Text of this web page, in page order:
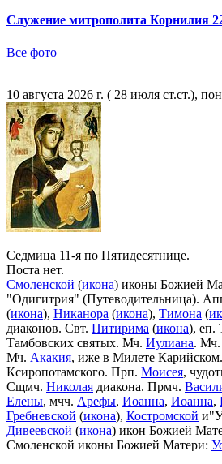
Служение митрополита Корнилия
Все фото
10 августа 2026 г. ( 28 июля ст.ст.),
Седмица 11-я по Пятидесятнице.
Поста нет.
Смоленской (икона) иконы Божией
"Одигитрия" (Путеводительница).
(икона), Никанора (икона), Тимона (
диаконов. Свт. Питирима (икона), еп.
Тамбовских святых. Мч. Иулиана. Мч.
Мч. Акакия, иже в Милете
Ксиропотамского. Прп. Моисея,
Сщмч. Николая диакона. Прмч.
Елены, мчч. Арефы, Иоанна, Иоанна,
Гребневской (икона), Костромской
Дивеевской (икона) икон Божией
Смоленской иконы Божией Матери: